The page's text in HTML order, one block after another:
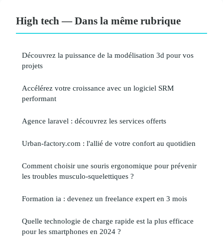
High tech — Dans la même rubrique
Découvrez la puissance de la modélisation 3d pour vos
projets
Accélérez votre croissance avec un logiciel SRM
performant
Agence laravel : découvrez les services offerts
Urban-factory.com : l'allié de votre confort au quotidien
Comment choisir une souris ergonomique pour prévenir
les troubles musculo-squelettiques ?
Formation ia : devenez un freelance expert en 3 mois
Quelle technologie de charge rapide est la plus efficace
pour les smartphones en 2024 ?